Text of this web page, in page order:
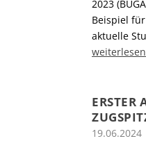
2023
Beispiel
aktuelle
weiterlesen
ERSTER
19.06.2024